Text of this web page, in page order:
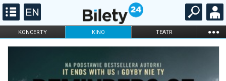
KONCERTY KINO TEATR ...
FILHARMONIA OPERA I BALET
ONLINE KARNETY